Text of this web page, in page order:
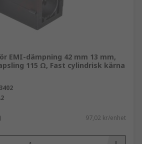
EMI-dämpning 42 mm 13 mm,
115 Ω, Fast cylindrisk kärna
97,02 kr/enhet